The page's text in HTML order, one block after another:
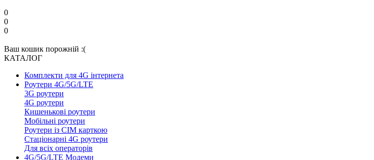
0
0
0
Ваш кошик порожній :(
КАТАЛОГ
Комплекти для 4G інтернета
Роутери 4G/5G/LTE
3G роутери
4G роутери
Кишенькові роутери
Мобільні роутери
Роутери із СІМ карткою
Стаціонарні 4G роутери
Для всіх операторів
4G/5G/LTE Модеми